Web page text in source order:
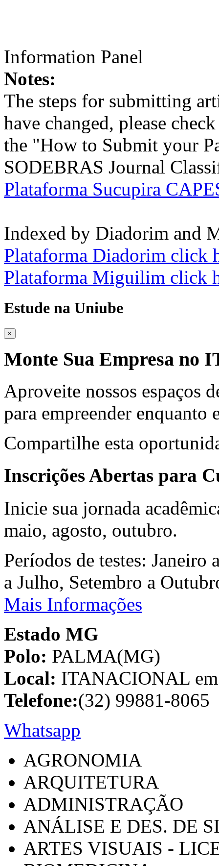
Information Panel
Notes:
The steps for submitting
have changed, please
the "How to Submit your
SODEBRAS Journal
Plataforma Sucupira
Indexed by Diadorim and
Plataforma Diadorim click
Plataforma Miguilim click
Estude na Uniube
×
Monte Sua Empresa no
Aproveite nossos espaços
para empreender enquanto
Compartilhe esta
Inscrições Abertas para
Inicie sua jornada
maio, agosto, outubro.
Períodos de testes:
a Julho, Setembro a
Mais Informações
Estado MG
Polo: PALMA(MG)
Local: ITANACIONAL
Telefone:(32) 99881-8065
Whatsapp
AGRONOMIA
ARQUITETURA
ADMINISTRAÇÃO
ANÁLISE E DES. DE
ARTES VISUAIS -